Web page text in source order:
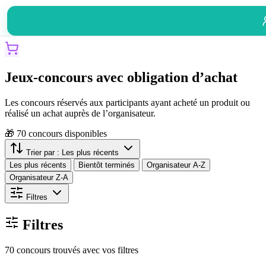
Jeux-concours avec obligation d’achat
Les concours réservés aux participants ayant acheté un produit ou
réalisé un achat auprès de l’organisateur.
🎁 70 concours disponibles
Trier par :
Les plus récents
Les plus récents
Bientôt terminés
Organisateur A-Z
Organisateur Z-A
Filtres
Filtres
70 concours trouvés avec vos filtres